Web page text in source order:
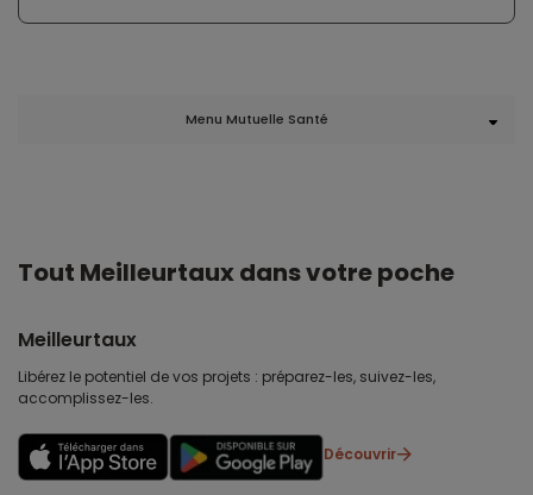
Menu Mutuelle Santé
Tout Meilleurtaux dans votre poche
Meilleurtaux
Libérez le potentiel de vos projets : préparez-les, suivez-les,
accomplissez-les.
Découvrir